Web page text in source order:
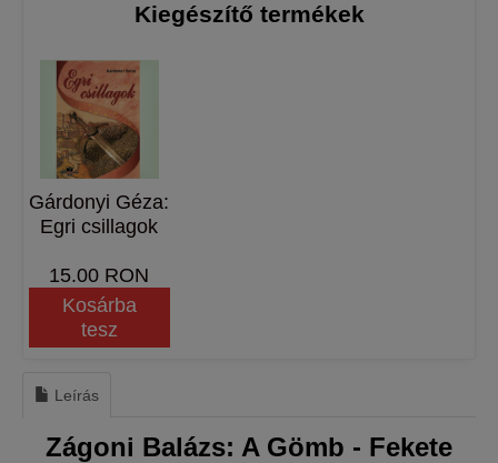
Kiegészítő termékek
Gárdonyi Géza:
Egri csillagok
15.00 RON
Kosárba
tesz
Leírás
Zágoni Balázs: A Gömb - Fekete